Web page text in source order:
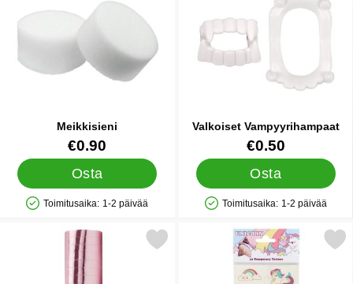
Meikkisieni
Tuote.nro 8963€0.90
Osta
Saatavuus: Varastossa
Toimitusaika: 1-2 päivää
Valkoiset Vampyyrihampaat
Tuote.nro 38636
€0.50
Osta
Saatavuus: Varastossa
Toimitusaika: 1-2 päivää
Merkitse serpentiini Ruusukulta suosikiksiMerkitse siirtotatuoinnit